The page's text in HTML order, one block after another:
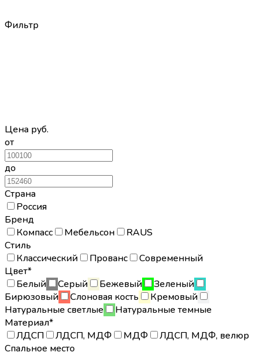
Фильтр
Цена руб.
от
до
Страна
Россия
Бренд
Компасс
Мебельсон
RAUS
Стиль
Классический
Прованс
Современный
Цвет*
Белый
Серый Бежевый
Зеленый
Бирюзовый
Слоновая кость
Кремовый
Натуральные светлые
Натуральные темные
Материал*
ЛДСП
ЛДСП, МДФ МДФ
ЛДСП, МДФ, велюр
Спальное место